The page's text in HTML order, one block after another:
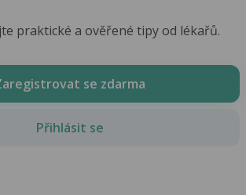
praktické a ověřené tipy od lékařů.
se zdarma
Přihlásit se